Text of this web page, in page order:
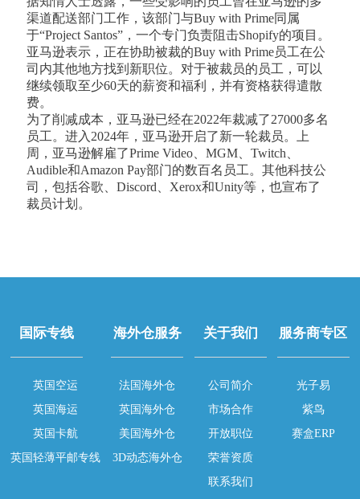
渠道配送部门工作，该部门与Buy with Prime同属
于“Project Santos”，一个专门负责阻击Shopify的项目。
亚马逊表示，正在协助被裁的Buy with Prime员工在公
司内其他地方找到新职位。对于被裁员的员工，可以
继续领取至少60天的薪资和福利，并有资格获得遣散
费。
为了削减成本，亚马逊已经在2022年裁减了27000多名
员工。进入2024年，亚马逊开启了新一轮裁员。上
周，亚马逊解雇了Prime Video、MGM、Twitch、
Audible和Amazon Pay部门的数百名员工。其他科技公
司，包括谷歌、Discord、Xerox和Unity等，也宣布了
裁员计划。
国际专线
英国空运
英国海运
英国卡航
英国轻薄平邮专线
海外仓服务
法国海外仓
英国海外仓
美国海外仓
3D动态海外仓
关于我们
公司简介
市场合作
开放职位
荣誉资质
联系我们
服务商专区
光子易
紫鸟
赛盒ERP